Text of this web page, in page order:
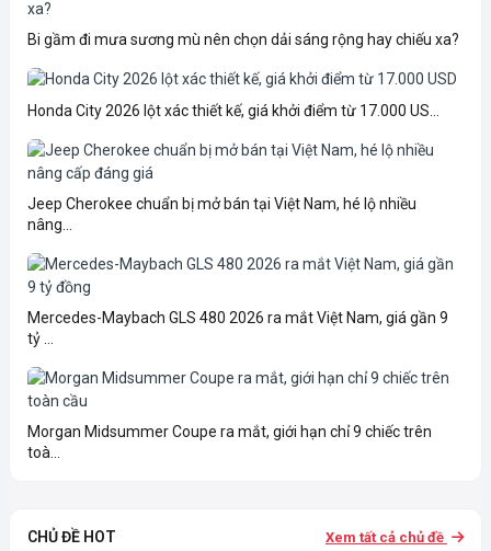
Bi gầm đi mưa sương mù nên chọn dải sáng rộng hay chiếu xa?
Honda City 2026 lột xác thiết kế, giá khởi điểm từ 17.000 US...
Jeep Cherokee chuẩn bị mở bán tại Việt Nam, hé lộ nhiều
nâng...
Mercedes-Maybach GLS 480 2026 ra mắt Việt Nam, giá gần 9
tỷ ...
Morgan Midsummer Coupe ra mắt, giới hạn chỉ 9 chiếc trên
toà...
CHỦ ĐỀ HOT Xem tất cả chủ đề